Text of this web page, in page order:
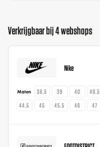
Verkrijgbaar bij 4 webshops
Nike
Maten 38.5 39 40 40.5
44.5
45 45.5 46 47